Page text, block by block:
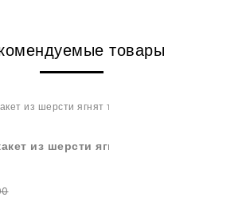
товары
из шерсти ягнят темно-